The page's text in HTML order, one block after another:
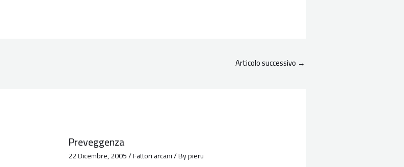
Articolo successivo →
Preveggenza
22 Dicembre, 2005/Fattori arcani/ Bypieru